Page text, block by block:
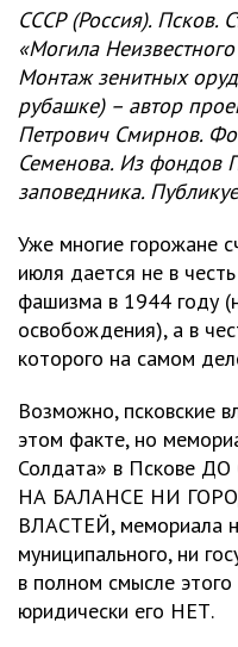
СССР (Россия). Псков.
«Могила
Монтаж зенитных
рубашке) – автор
Петрович Смирнов.
Семенова. Из фондов
заповедника.
Уже многие горожане
июля дается не в
фашизма в 1944 году
освобождения), а в
которого на самом
Возможно, псковские
этом факте, но
Солдата» в Пскове
НА БАЛАНСЕ НИ
ВЛАСТЕЙ, мемориала
муниципального, ни
в полном смысле
юридически его НЕТ.